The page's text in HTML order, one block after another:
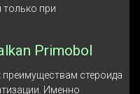
при
Primobol
стероида
Именно